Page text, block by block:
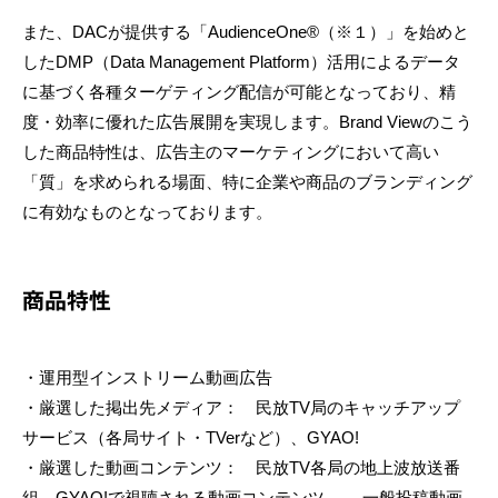
また、DACが提供する「AudienceOne®（※１）」を始めと
したDMP（Data Management Platform）活用によるデータ
に基づく各種ターゲティング配信が可能となっており、精
度・効率に優れた広告展開を実現します。Brand Viewのこう
した商品特性は、広告主のマーケティングにおいて高い
「質」を求められる場面、特に企業や商品のブランディング
に有効なものとなっております。
商品特性
・運用型インストリーム動画広告
・厳選した掲出先メディア： 民放TV局のキャッチアップ
サービス（各局サイト・TVerなど）、GYAO!
・厳選した動画コンテンツ： 民放TV各局の地上波放送番